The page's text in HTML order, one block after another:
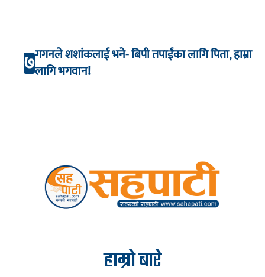
७गगनले शशांकलाई भने- बिपी तपाईंका लागि पिता, हाम्रा
लागि भगवान!
हाम्रो बारे